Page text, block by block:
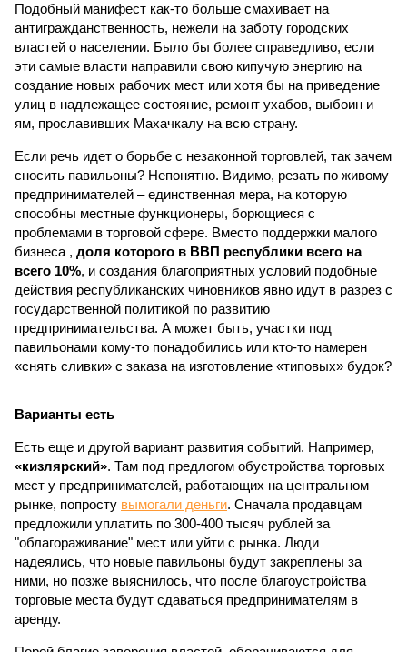
Подобный манифест как-то больше смахивает на
антигражданственность, нежели на заботу городских
властей о населении. Было бы более справедливо, если
эти самые власти направили свою кипучую энергию на
создание новых рабочих мест или хотя бы на приведение
улиц в надлежащее состояние, ремонт ухабов, выбоин и
ям, прославивших Махачкалу на всю страну.
Если речь идет о борьбе с незаконной торговлей, так зачем
сносить павильоны? Непонятно. Видимо, резать по живому
предпринимателей – единственная мера, на которую
способны местные функционеры, борющиеся с
проблемами в торговой сфере. Вместо поддержки малого
бизнеса , доля которого в ВВП республики всего на
всего 10%, и создания благоприятных условий подобные
действия республиканских чиновников явно идут в разрез с
государственной политикой по развитию
предпринимательства. А может быть, участки под
павильонами кому-то понадобились или кто-то намерен
«снять сливки» с заказа на изготовление «типовых» будок?
Варианты есть
Есть еще и другой вариант развития событий. Например,
«кизлярский». Там под предлогом обустройства торговых
мест у предпринимателей, работающих на центральном
рынке, попросту вымогали деньги. Сначала продавцам
предложили уплатить по 300-400 тысяч рублей за
"облагораживание" мест или уйти с рынка. Люди
надеялись, что новые павильоны будут закреплены за
ними, но позже выяснилось, что после благоустройства
торговые места будут сдаваться предпринимателям в
аренду.